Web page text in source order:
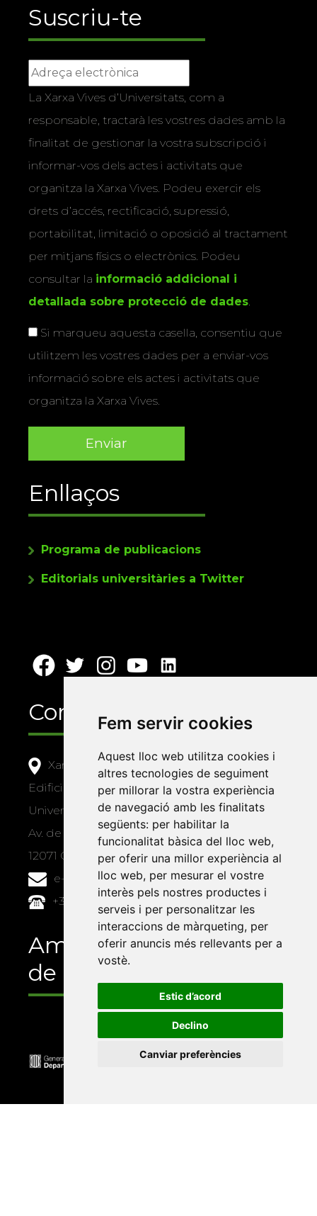
Fem servir cookies
Aquest lloc web utilitza cookies i
altres tecnologies de seguiment
per millorar la vostra experiència
de navegació amb les finalitats
següents: per habilitar la
funcionalitat bàsica del lloc web,
per oferir una millor experiència al
lloc web, per mesurar el vostre
interès pels nostres productes i
serveis i per personalitzar les
interaccions de màrqueting, per
oferir anuncis més rellevants per a
vostè.
Estic d’acord
Declino
Canviar preferències
Suscriu-te
La Xarxa Vives d’Universitats, com a
responsable, tractarà les vostres dades amb la
finalitat de gestionar la vostra subscripció i
informar-vos dels actes i activitats que
organitza la Xarxa Vives. Podeu exercir els
drets d’accés, rectificació, supressió,
portabilitat, limitació o oposició al tractament
per mitjans físics o electrònics. Podeu
consultar la informació addicional i
detallada sobre protecció de dades.
Si marqueu aquesta casella, consentiu que
utilitzem les vostres dades per a enviar-vos
informació sobre els actes i activitats que
organitza la Xarxa Vives.
Enllaços
Programa de publicacions
Editorials universitàries a Twitter
Contacte
Xarxa Vives d'Universitats
Edifici Àgora
Universitat Jaume I, local 10
Av. de Vicent Sos Baynat, s/n
12071 Castelló de la Plana
e-buc@vives.org
+34 964 72 89 93
Amb el suport
de